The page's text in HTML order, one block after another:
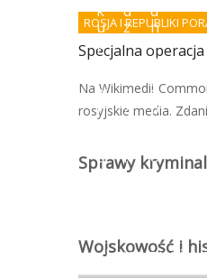
ROSJA I REPUBLIKI
Specjalna
Na Wikimedii
rosyjskie media.
Sprawy
k
u
p
r
w
n
e
o
?
d
z
i
e
s
z
k
i
d
n
i
e
o
b
ó
w
Wojskowość i
Egipt: granica